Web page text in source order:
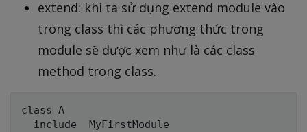
extend: khi ta sử dụng extend module vào
trong class thì các phương thức trong
module sẽ được xem như là các class
method trong class.
class A
  include  MyFirstModule